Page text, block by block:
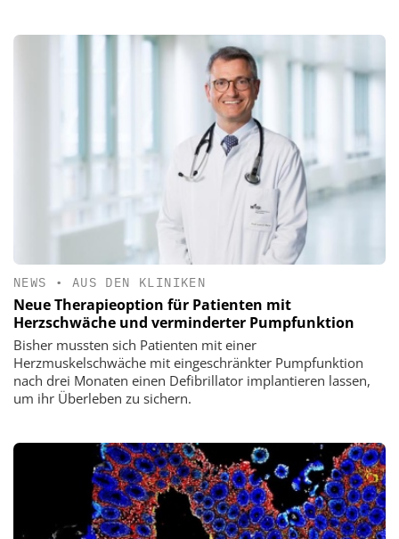
NEWS • AUS DEN KLINIKEN
Neue Therapieoption für Patienten mit
Herzschwäche und verminderter Pumpfunktion
Bisher mussten sich Patienten mit einer
Herzmuskelschwäche mit eingeschränkter Pumpfunktion
nach drei Monaten einen Defibrillator implantieren lassen,
um ihr Überleben zu sichern.